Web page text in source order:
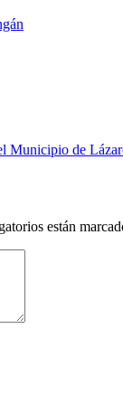
Municipio de
están